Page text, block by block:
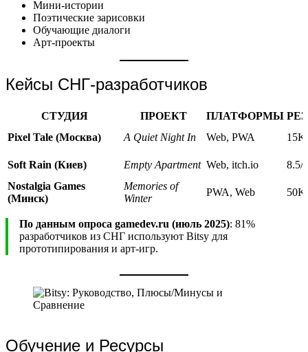
Мини-истории
Поэтические зарисовки
Обучающие диалоги
Арт-проекты
Кейсы СНГ-разработчиков
СТУДИЯ ПРОЕКТ ПЛАТФОРМЫ
Pixel Tale (Москва)
A Quiet Night In Web, PWA 15K
Soft Rain (Киев) Empty Apartment Web, itch.io
8.5/
Nostalgia Games
(Минск)
Memories of
Winter
PWA, Web 50K
По данным опроса gamedev.ru (июль 2025): 81%
разработчиков из СНГ используют Bitsy для
прототипирования и арт-игр.
Обучение и Ресурсы